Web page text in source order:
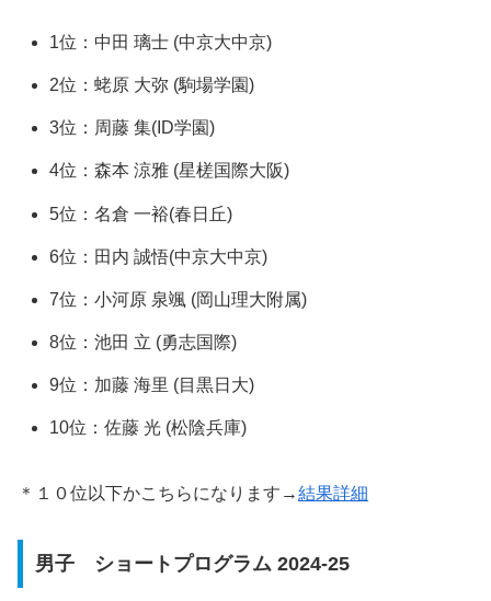
1位：中田 璃士 (中京大中京)
2位：蛯原 大弥 (駒場学園)
3位：周藤 集(ID学園)
4位：森本 涼雅 (星槎国際大阪)
5位：名倉 一裕(春日丘)
6位：田内 誠悟(中京大中京)
7位：小河原 泉颯 (岡山理大附属)
8位：池田 立 (勇志国際)
9位：加藤 海里 (目黒日大)
10位：佐藤 光 (松陰兵庫)
＊１０位以下かこちらになります→結果詳細
男子 ショートプログラム 2024-25